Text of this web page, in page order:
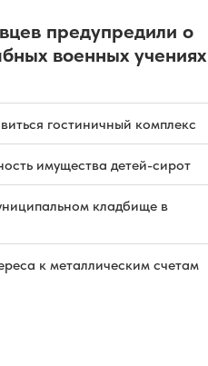
предупредили о
военных учениях
гостиничный комплекс
имущества детей-сирот
кладбище в
к металлическим счетам